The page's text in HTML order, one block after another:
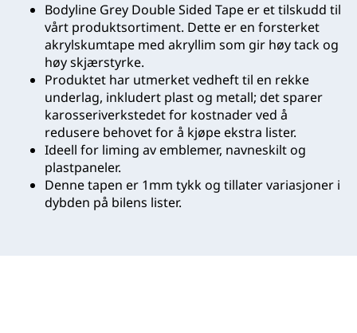
Bodyline Grey Double Sided Tape er et tilskudd til
vårt produktsortiment. Dette er en forsterket
akrylskumtape med akryllim som gir høy tack og
høy skjærstyrke.
Produktet har utmerket vedheft til en rekke
underlag, inkludert plast og metall; det sparer
karosseriverkstedet for kostnader ved å
redusere behovet for å kjøpe ekstra lister.
Ideell for liming av emblemer, navneskilt og
plastpaneler.
Denne tapen er 1mm tykk og tillater variasjoner i
dybden på bilens lister.